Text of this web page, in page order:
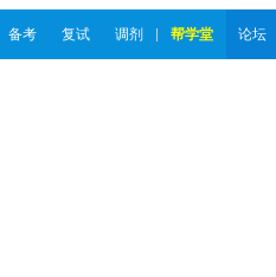
备考 复试 调剂 帮学堂 论坛